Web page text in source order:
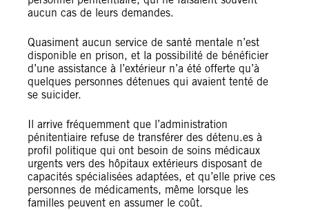
aucun cas de leurs demandes.
Quasiment aucun service de santé mentale n’est
disponible en prison, et la possibilité de bénéficier
d’une assistance à l’extérieur n’a été offerte qu’à
quelques personnes détenues qui avaient tenté de
se suicider.
Il arrive fréquemment que l’administration
pénitentiaire refuse de transférer des détenu.es à
profil politique qui ont besoin de soins médicaux
urgents vers des hôpitaux extérieurs disposant de
capacités spécialisées adaptées, et qu’elle prive ces
personnes de médicaments, même lorsque les
familles peuvent en assumer le coût.